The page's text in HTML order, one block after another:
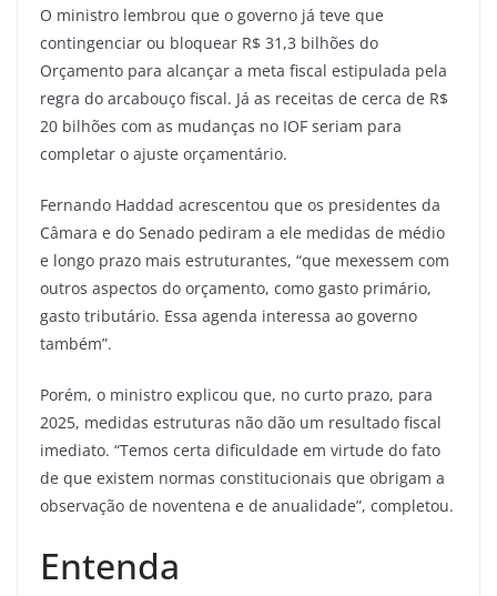
O ministro lembrou que o governo já teve que
contingenciar ou bloquear R$ 31,3 bilhões do
Orçamento para alcançar a meta fiscal estipulada pela
regra do arcabouço fiscal. Já as receitas de cerca de R$
20 bilhões com as mudanças no IOF seriam para
completar o ajuste orçamentário.
Fernando Haddad acrescentou que os presidentes da
Câmara e do Senado pediram a ele medidas de médio
e longo prazo mais estruturantes, “que mexessem com
outros aspectos do orçamento, como gasto primário,
gasto tributário. Essa agenda interessa ao governo
também”.
Porém, o ministro explicou que, no curto prazo, para
2025, medidas estruturas não dão um resultado fiscal
imediato. “Temos certa dificuldade em virtude do fato
de que existem normas constitucionais que obrigam a
observação de noventena e de anualidade”, completou.
Entenda